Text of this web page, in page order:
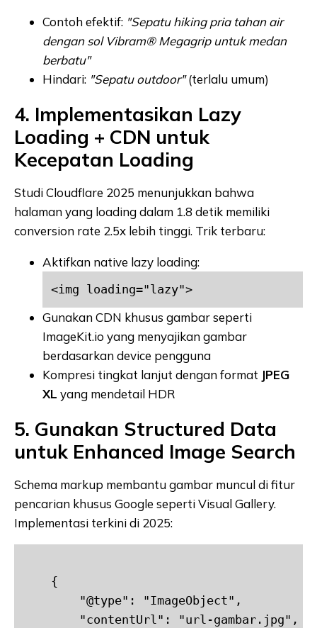
Contoh efektif: "Sepatu hiking pria tahan air
dengan sol Vibram® Megagrip untuk medan
berbatu"
Hindari: "Sepatu outdoor"(terlalu umum)
4. Implementasikan Lazy
Loading + CDN untuk
Kecepatan Loading
Studi Cloudflare 2025 menunjukkan bahwa
halaman yang loading dalam 1.8 detik memiliki
conversion rate 2.5x lebih tinggi. Trik terbaru:
Aktifkan native lazy loading:
<img loading="lazy">
Gunakan CDN khusus gambar seperti
ImageKit.io yang menyajikan gambar
berdasarkan device pengguna
Kompresi tingkat lanjut dengan format JPEG
XL yang mendetail HDR
5. Gunakan Structured Data
untuk Enhanced Image Search
Schema markup membantu gambar muncul di fitur
pencarian khusus Google seperti Visual Gallery.
Implementasi terkini di 2025:
    {
        "@type": "ImageObject",
        "contentUrl": "url-gambar.jpg",